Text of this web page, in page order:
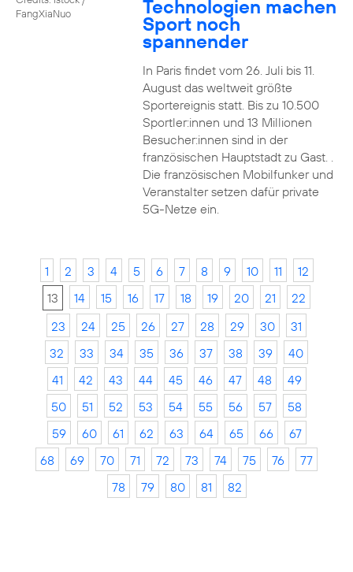
FangXiaNuo
Technologien machen
Sport noch
spannender
In Paris findet vom 26. Juli bis 11.
August das weltweit größte
Sportereignis statt. Bis zu 10.500
Sportler:innen und 13 Millionen
Besucher:innen sind in der
französischen Hauptstadt zu Gast. .
Die französischen Mobilfunker und
Veranstalter setzen dafür private
5G-Netze ein.
1 2 3 4 5 6 7 8 9 10 11
12
13
14 15 16 17 18 19 20 21
22
23
24 25 26 27 28 29 30
31
32
33 34 35 36 37 38 39
40
41
42 43 44 45 46 47 48
49
50
51 52 53 54 55 56 57
58
59
60 61 62 63 64 65 66
67
68
69 70 71 72 73 74 75 76
77
78
79 80 81 82